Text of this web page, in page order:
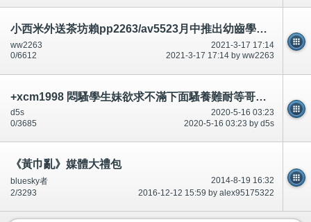
小西米外送茶坊賴pp2263/av5523月中推出幼齒學生妹/奶水媽媽/孕婦下海/外送茶短期兼職/空姐/辦公OL/外拍模特/麻豆/
2021-3-17 17:14
ww2263
2021-3-17 17:14 by ww2263
0/6612
+xcm1998 悶騷學生妹欲求不滿下面騷養難耐等哥哥插她小穴穴
2020-5-16 03:23
d5s
2020-5-16 03:23 by d5s
0/3685
《黃巾亂》媒體大禮包
2014-8-19 16:32
bluesky者
2016-12-12 15:59 by alex95175322
2/3293